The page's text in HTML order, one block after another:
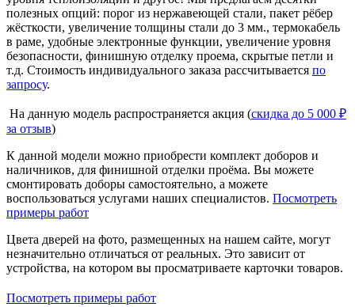
полезных опций: порог из нержавеющей стали, пакет рёбер
жёсткости, увеличение толщины стали до 3 мм., термокабель
в раме, удобные электронные функции, увеличение уровня
безопасности, финишную отделку проема, скрытые петли и
т.д. Стоимость индивидуального заказа рассчитывается по
запросу.
На данную модель распространяется акция (скидка до 5 000 ₽
за отзыв)
К данной модели можно приобрести комплект доборов и
наличников, для финишной отделки проёма. Вы можете
смонтировать доборы самостоятельно, а можете
воспользоваться услугами наших специалистов. Посмотреть
примеры работ
Цвета дверей на фото, размещенных на нашем сайте, могут
незначительно отличаться от реальных. Это зависит от
устройства, на котором вы просматриваете карточки товаров.
Посмотреть примеры работ